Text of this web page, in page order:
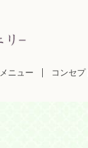
メニュー コンセプ